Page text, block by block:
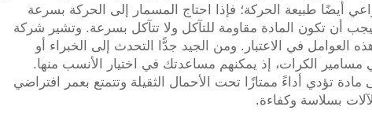
أيضًا طبيعة الحركة؛ فإذا احتاج المسمار إلى الحركة بسرعة
أن تكون المادة مقاومة للتآكل ولا تتآكل بسرعة. وتشير شركة
العوامل في الاعتبار. ومن الجيد جدًّا التحدث إلى الخبراء أو
مسامير الكرات، إذ يمكنهم مساعدتك في اختيار الأنسب منها.
تؤدي أداءً ممتازًا تحت الأحمال الثقيلة وتتمتع بعمر افتراضي
بسلاسة وكفاءة.